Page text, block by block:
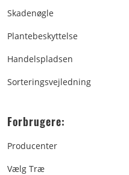
Skadenøgle
Plantebeskyttelse
Handelspladsen
Sorteringsvejledning
Forbrugere:
Producenter
Vælg Træ